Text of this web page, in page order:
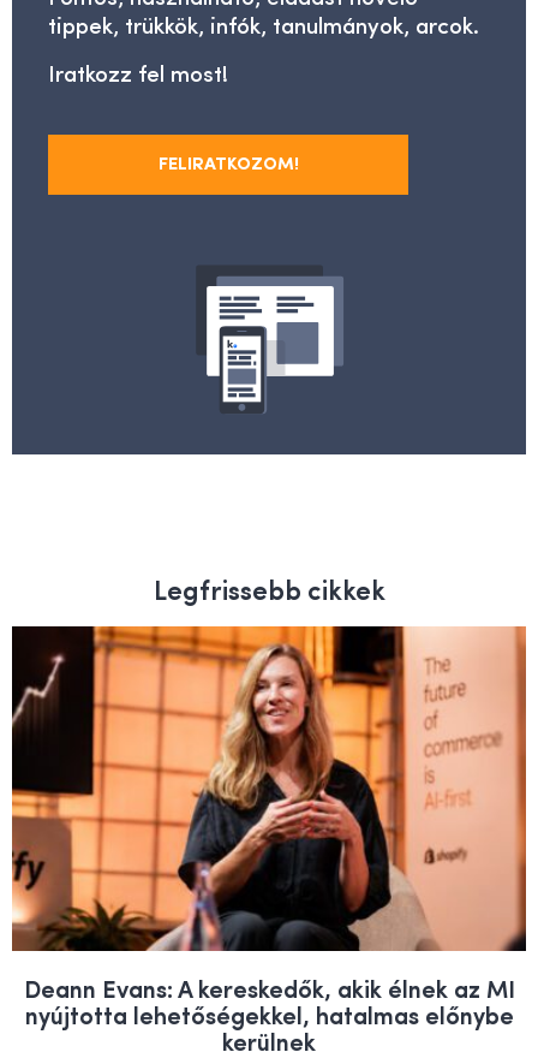
tippek, trükkök, infók, tanulmányok, arcok.
Iratkozz fel most!
FELIRATKOZOM!
Legfrissebb cikkek
Deann Evans: A kereskedők, akik élnek az MI
nyújtotta lehetőségekkel, hatalmas előnybe
kerülnek